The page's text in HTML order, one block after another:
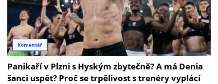
Komentář
Panikaří v Plzni s Hyským zbytečně? A má Denia
šanci uspět? Proč se trpělivost s trenéry vyplácí